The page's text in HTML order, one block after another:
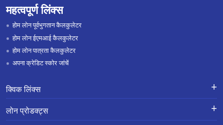
महत्वपूर्ण लिंक्स
होम लोन पूर्वभुगतान कैलकुलेटर
होम लोन ईएमआई कैलकुलेटर
होम लोन पात्रता कैलकुलेटर
अपना क्रेडिट स्कोर जांचें
क्विक लिंक्स
लोन के लिए एप्लाई करें
लोन प्रोडक्ट्स
लोन प्रोडक्ट्स